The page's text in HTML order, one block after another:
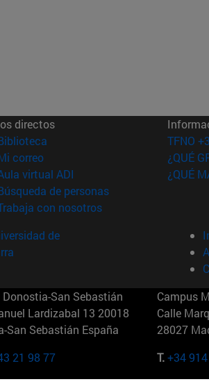
directos
(abre en nueva ventana)
correo(abre en nueva ventana)
virtual ADI (abre en nueva ventana)
de personas(abre en nueva
con nosotros(abre en nueva
TFNO
¿QUÉ
¿QUÉ
de
Donostia-San Sebastián
Lardizabal 13 20018
San Sebastián España
21 98 77
Campus
Calle
28027
T.+34